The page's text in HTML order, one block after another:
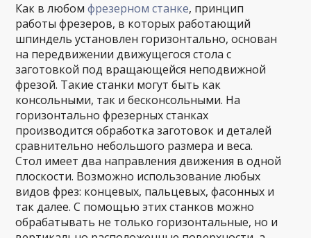
Как в любомфрезерном станке, принцип
работы фрезеров, в которых работающий
шпиндель установлен горизонтально, основан
на передвижении движущегося стола с
заготовкой под вращающейся неподвижной
фрезой. Такие станки могут быть как
консольными, так и бесконсольными. На
горизонтально фрезерных станках
производится обработка заготовок и деталей
сравнительно небольшого размера и веса.
Стол имеет два направления движения в одной
плоскости. Возможно использование любых
видов фрез: концевых, пальцевых, фасонных и
так далее. С помощью этих станков можно
обрабатывать не только горизонтальные, но и